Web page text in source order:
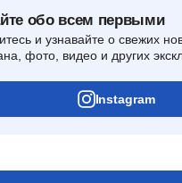
обо всем первыми
и узнавайте о свежих
фото, видео и других
Instagram